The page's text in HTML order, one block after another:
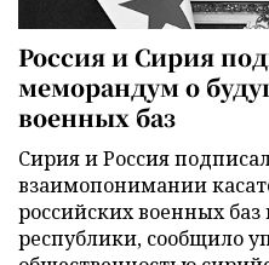
Россия и Сирия
меморандум о
военных баз
Сирия и Россия
взаимопонимании
российских военных
республики, сообщило